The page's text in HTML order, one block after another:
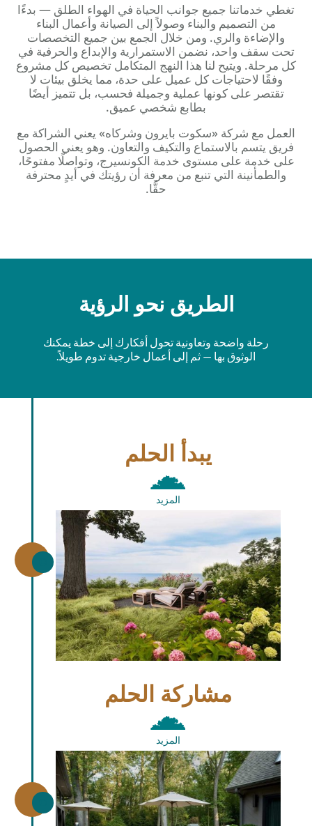
تغطي خدماتنا جميع جوانب الحياة في الهواء الطلق — بدءًا
من التصميم والبناء وصولاً إلى الصيانة وأعمال البناء
والإضاءة والري. ومن خلال الجمع بين جميع التخصصات
تحت سقف واحد، نضمن الاستمرارية والإبداع والحرفية في
كل مرحلة. ويتيح لنا هذا النهج المتكامل تخصيص كل مشروع
وفقًا لاحتياجات كل عميل على حدة، مما يخلق بيئات لا
تقتصر على كونها عملية وجميلة فحسب، بل تتميز أيضًا
بطابع شخصي عميق.
العمل مع شركة «سكوت بايرون وشركاه» يعني الشراكة مع
فريق يتسم بالاستماع والتكيف والتعاون. وهو يعني الحصول
على خدمة على مستوى خدمة الكونسيرج، وتواصلًا مفتوحًا،
والطمأنينة التي تنبع من معرفة أن رؤيتك في أيدٍ محترفة
حقًّا.
الطريق نحو الرؤية
رحلة واضحة وتعاونية تحول أفكارك إلى خطة يمكنك
الوثوق بها — ثم إلى أعمال خارجية تدوم طويلاً.
يبدأ الحلم
المزيد
مشاركة الحلم
المزيد